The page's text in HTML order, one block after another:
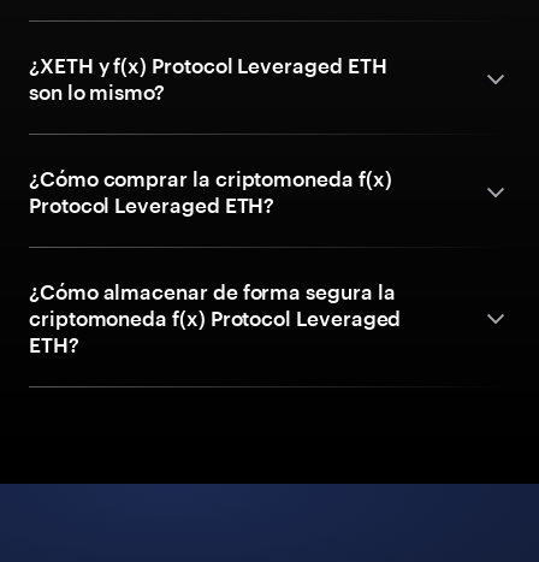
¿XETH y f(x) Protocol Leveraged ETH
son lo mismo?
¿Cómo comprar la criptomoneda f(x)
Protocol Leveraged ETH?
¿Cómo almacenar de forma segura la
criptomoneda f(x) Protocol Leveraged
ETH?